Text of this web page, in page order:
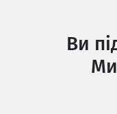
Ви